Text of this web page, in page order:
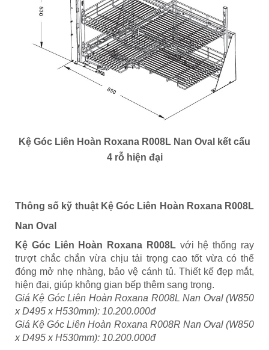
Kệ Góc Liên Hoàn Roxana R008L Nan Oval kết cấu
4 rỗ hiện đại
Thông số kỹ thuật Kệ Góc Liên Hoàn Roxana R008L
Nan Oval
Kệ Góc Liên Hoàn Roxana R008L với hệ thống ray
trượt chắc chắn vừa chịu tải trọng cao tốt vừa có thể
đóng mở nhẹ nhàng, bảo vệ cánh tủ. Thiết kế đẹp mắt,
hiện đại, giúp không gian bếp thêm sang trọng.
Giá Kệ Góc Liên Hoàn Roxana R008L Nan Oval (W850
x D495 x H530mm): 10.200.000đ
Giá Kệ Góc Liên Hoàn Roxana R008R Nan Oval (W850
x D495 x H530mm): 10.200.000đ